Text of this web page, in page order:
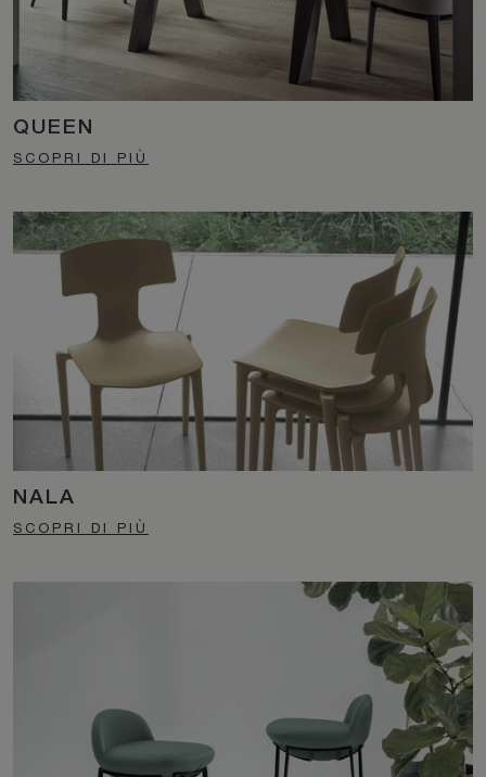
QUEEN
SCOPRI DI PIÙ
NALA
SCOPRI DI PIÙ